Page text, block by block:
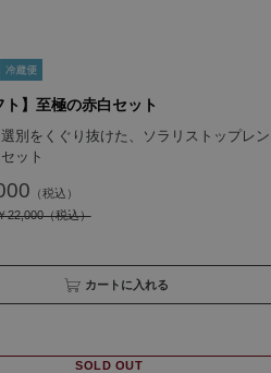
ト】至極の赤白セット
別をくぐり抜けた、ソラリストップレン
ット
22,000
買い物かごへ入れる
SOLD OUT